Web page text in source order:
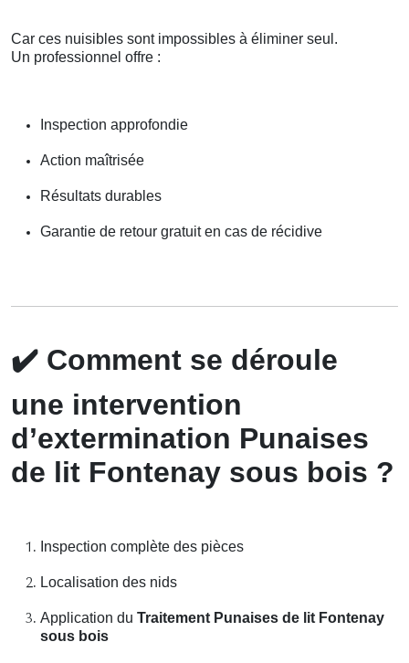
Car ces nuisibles sont impossibles à éliminer seul.
Un professionnel offre :
Inspection approfondie
Action maîtrisée
Résultats durables
Garantie de retour gratuit en cas de récidive
✔️ Comment se déroule
une intervention
d’extermination Punaises
de lit Fontenay sous bois ?
Inspection complète des pièces
Localisation des nids
Application du Traitement Punaises de lit Fontenay
sous bois